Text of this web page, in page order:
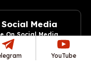
Social Media
On Social Media
YouTube